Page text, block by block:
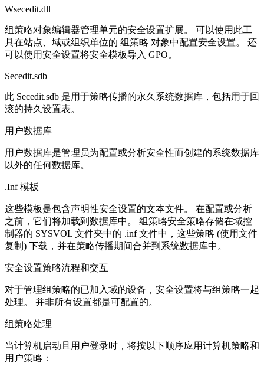
Wsecedit.dll
组策略对象编辑器管理单元的安全设置扩展。 可以使用此工
具在站点、域或组织单位的 组策略 对象中配置安全设置。 还
可以使用安全设置将安全模板导入 GPO。
Secedit.sdb
此 Secedit.sdb 是用于策略传播的永久系统数据库，包括用于回
滚的持久设置表。
用户数据库
用户数据库是管理员为配置或分析安全性而创建的系统数据库
以外的任何数据库。
.Inf 模板
这些模板是包含声明性安全设置的文本文件。 在配置或分析
之前，它们将加载到数据库中。 组策略安全策略存储在域控
制器的 SYSVOL 文件夹中的 .inf 文件中，这些策略 (使用文件
复制) 下载，并在策略传播期间合并到系统数据库中。
安全设置策略流程和交互
对于管理组策略的已加入域的设备，安全设置将与组策略一起
处理。 并非所有设置都是可配置的。
组策略处理
当计算机启动且用户登录时，将按以下顺序应用计算机策略和
用户策略：